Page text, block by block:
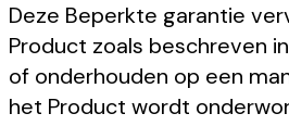
Deze Beperkte garantie
Product zoals beschreven
of onderhouden op een
het Product wordt